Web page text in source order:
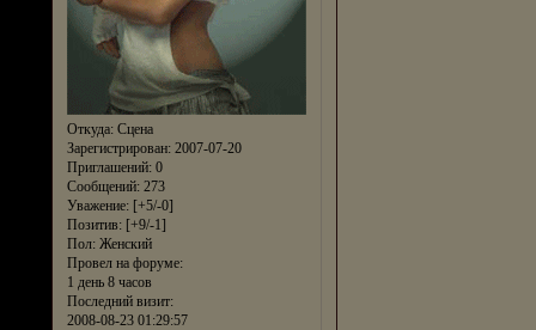
Откуда:Сцена
Зарегистрирован: 2007-07-20
Приглашений:0
Сообщений:273
Уважение: [+5/-0]
Позитив: [+9/-1]
Пол:Женский
Провел на форуме:
1 день 8 часов
Последний визит:
2008-08-23 01:29:57